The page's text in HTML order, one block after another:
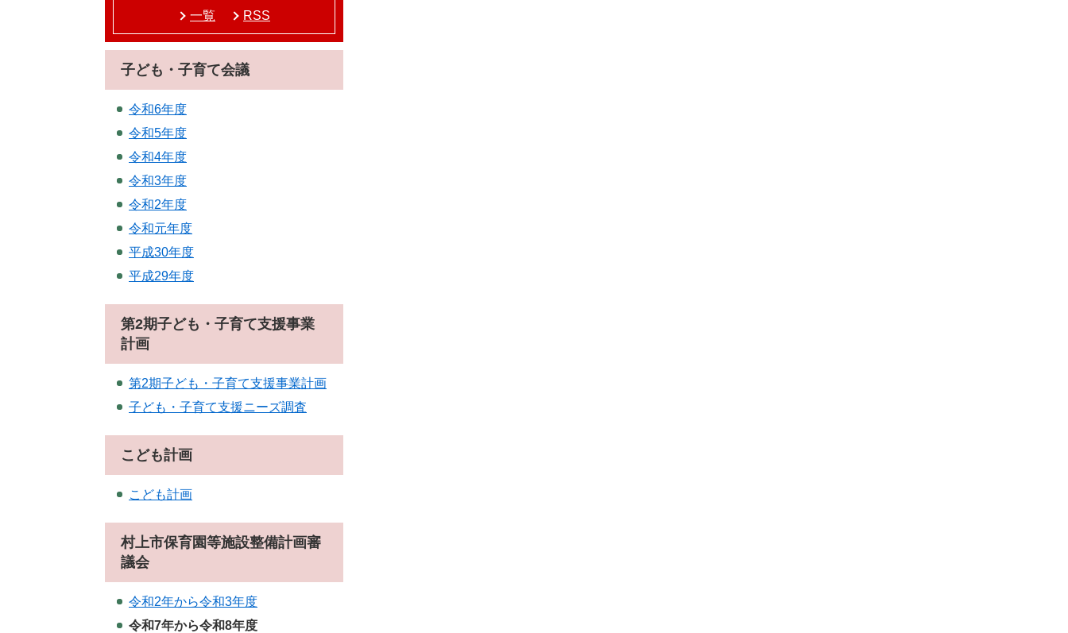
一覧 RSS
子ども・子育て会議
令和6年度
令和5年度
令和4年度
令和3年度
令和2年度
令和元年度
平成30年度
平成29年度
第2期子ども・子育て支援事業
計画
第2期子ども・子育て支援事業計画
子ども・子育て支援ニーズ調査
こども計画
こども計画
村上市保育園等施設整備計画審
議会
令和2年から令和3年度
令和7年から令和8年度